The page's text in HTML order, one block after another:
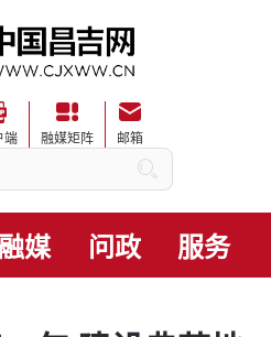
端 融媒矩阵 邮箱
融媒 问政 服务